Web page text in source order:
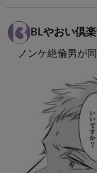
BLやおい倶
ノンケ絶倫男が